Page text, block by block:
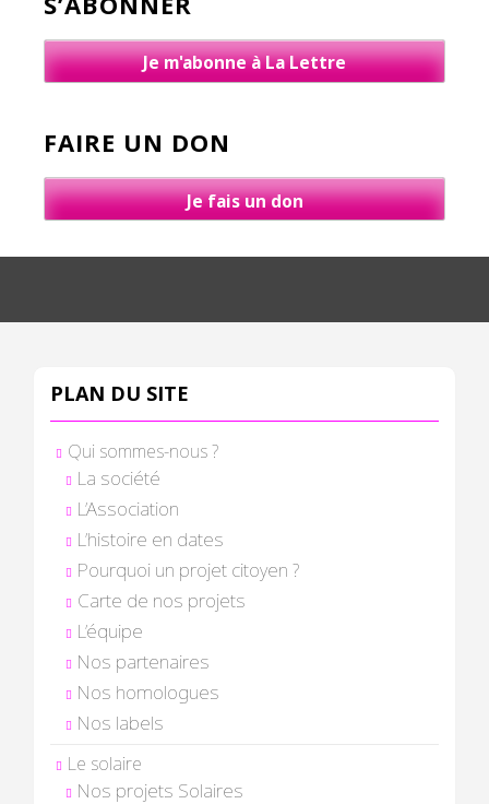
Je m'abonne à La Lettre
FAIRE UN DON
Je fais un don
PLAN DU SITE
Qui sommes-nous ?
La société
L’Association
L’histoire en dates
Pourquoi un projet citoyen ?
Carte de nos projets
L’équipe
Nos partenaires
Nos homologues
Nos labels
Le solaire
Nos projets Solaires